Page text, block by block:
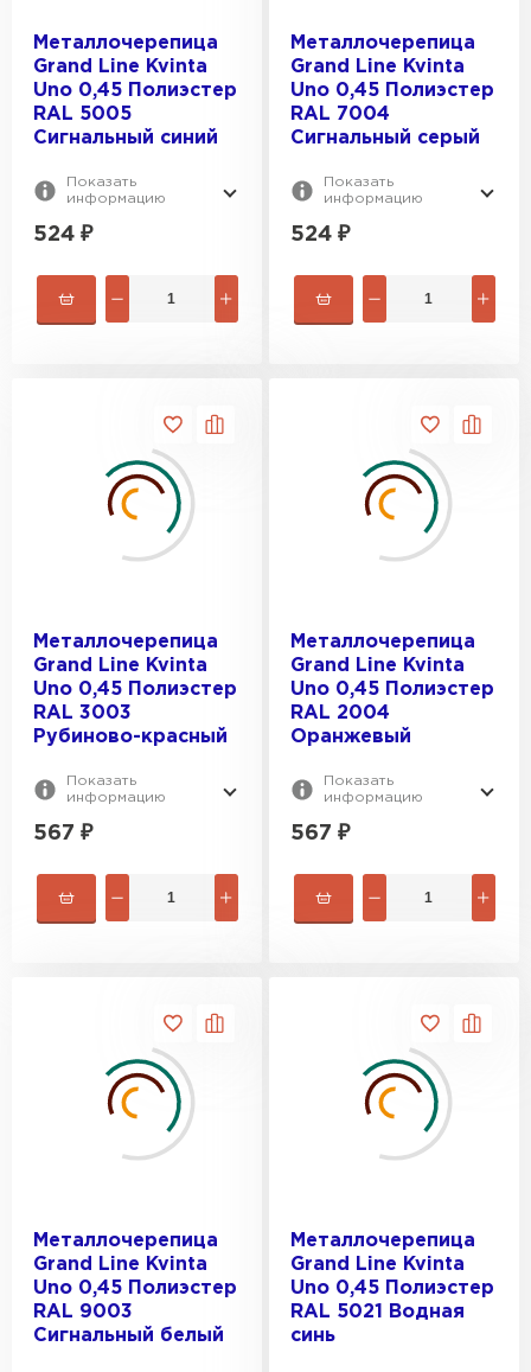
Металлочерепица
Grand Line Kvinta
Uno 0,45 Полиэстер
RAL 5005
Сигнальный синий
Показать
информацию
524 ₽
Металлочерепица
Grand Line Kvinta
Uno 0,45 Полиэстер
RAL 7004
Сигнальный серый
Показать
информацию
524 ₽
Металлочерепица
Grand Line Kvinta
Uno 0,45 Полиэстер
RAL 3003
Рубиново-красный
Показать
информацию
567 ₽
Металлочерепица
Grand Line Kvinta
Uno 0,45 Полиэстер
RAL 2004
Оранжевый
Показать
информацию
567 ₽
Металлочерепица
Grand Line Kvinta
Uno 0,45 Полиэстер
RAL 9003
Сигнальный белый
Металлочерепица
Grand Line Kvinta
Uno 0,45 Полиэстер
RAL 5021 Водная
синь